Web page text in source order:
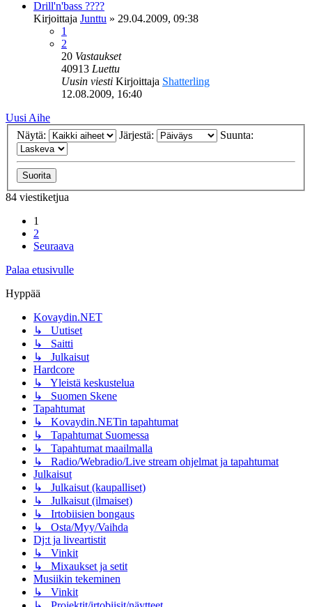
Drill'n'bass ????
Kirjoittaja Junttu » 29.04.2009, 09:38
1
2
20 Vastaukset
40913 Luettu
Uusin viesti Kirjoittaja Shatterling
12.08.2009, 16:40
Uusi Aihe
Näytä:
Järjestä: Suunta:
84 viestiketjua
1
2
Seuraava
Palaa etusivulle
Hyppää
Kovaydin.NET
↳ Uutiset
↳ Saitti
↳ Julkaisut
Hardcore
↳ Yleistä keskustelua
↳ Suomen Skene
Tapahtumat
↳ Kovaydin.NETin tapahtumat
↳ Tapahtumat Suomessa
↳ Tapahtumat maailmalla
↳ Radio/Webradio/Live stream ohjelmat ja tapahtumat
Julkaisut
↳ Julkaisut (kaupalliset)
↳ Julkaisut (ilmaiset)
↳ Irtobiisien bongaus
↳ Osta/Myy/Vaihda
Dj:t ja liveartistit
↳ Vinkit
↳ Mixaukset ja setit
Musiikin tekeminen
↳ Vinkit